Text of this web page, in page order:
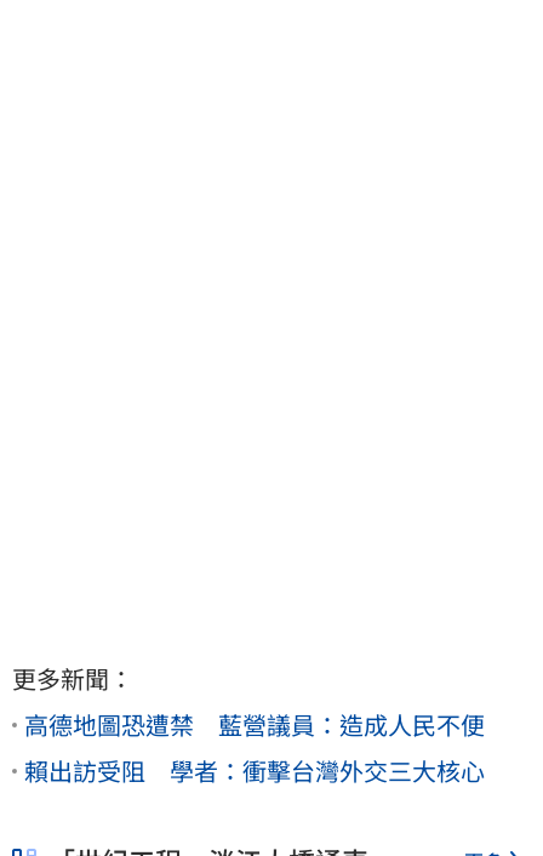
更多新聞：
高德地圖恐遭禁 藍營議員：造成人民不便
賴出訪受阻 學者：衝擊台灣外交三大核心